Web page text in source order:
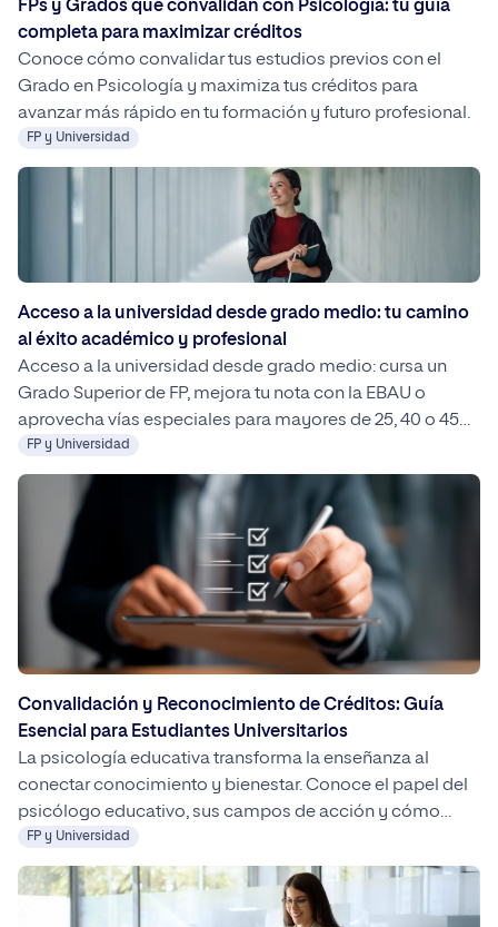
FPs y Grados que convalidan con Psicología: tu guía
completa para maximizar créditos
Conoce cómo convalidar tus estudios previos con el
Grado en Psicología y maximiza tus créditos para
avanzar más rápido en tu formación y futuro profesional.
FP y Universidad
Acceso a la universidad desde grado medio: tu camino
al éxito académico y profesional
Acceso a la universidad desde grado medio: cursa un
Grado Superior de FP, mejora tu nota con la EBAU o
aprovecha vías especiales para mayores de 25, 40 o 45
años. Con planificación, convalidaciones y orientación, tu
transición a estudios universitarios es posible y flexible,
incluyendo opciones 100 % online como las de UNIPRO.
FP y Universidad
Convalidación y Reconocimiento de Créditos: Guía
Esencial para Estudiantes Universitarios
La psicología educativa transforma la enseñanza al
conectar conocimiento y bienestar. Conoce el papel del
psicólogo educativo, sus campos de acción y cómo
formarte en UNIPRO para impulsar una educación más
humana y efectiva.
FP y Universidad